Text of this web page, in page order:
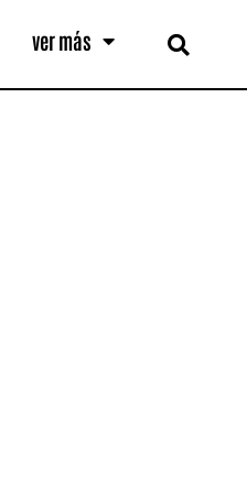
ver más